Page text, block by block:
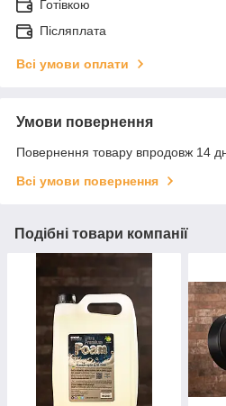
Готівкою
Післяплата
Всі умови оплати
Умови повернення
Повернення товару впродовж 14
Всі умови повернення
Подібні товари компанії